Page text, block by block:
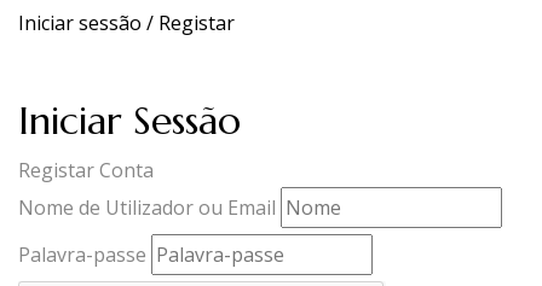
Iniciar sessão / Registar
Iniciar Sessão
Registar Conta
Nome de Utilizador ou Email
Palavra-passe